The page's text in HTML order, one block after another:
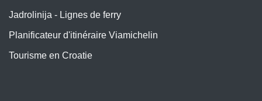
Jadrolinija - Lignes de ferry
Planificateur d'itinéraire Viamichelin
Tourisme en Croatie